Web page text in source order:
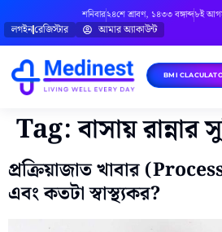
শনিবার২৪শে শ্রাবণ, ১৪৩৩ বঙ্গাব্দ৮ই
লগইনরেজিস্টার আমার অ্যাকাউন্ট
BMI
Tag:বাসায় রান্নার
প্রক্রিয়াজাত খাবার
এবং কতটা স্বাস্থ্যকর?